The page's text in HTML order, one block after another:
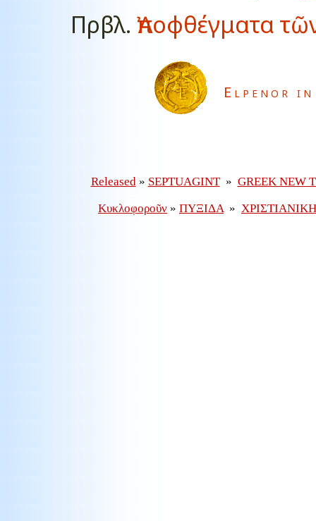
Πρβλ. Ἀποφθέγματα
Elpenor